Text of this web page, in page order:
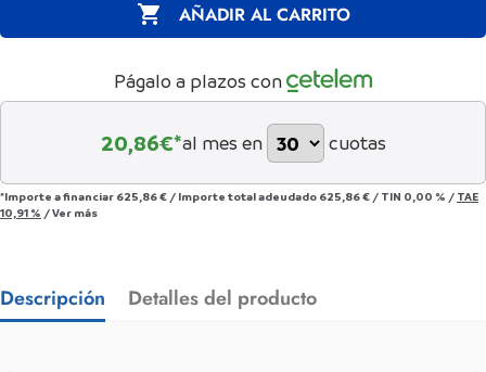
 AÑADIR AL CARRITO
Págalo a plazos con
20,86€*al mes en cuotas
*Importe a financiar 625,86 € / Importe total adeudado 625,86 € / TIN 0,00 % / TAE
10,91 % /Ver más
Descripción Detalles del producto